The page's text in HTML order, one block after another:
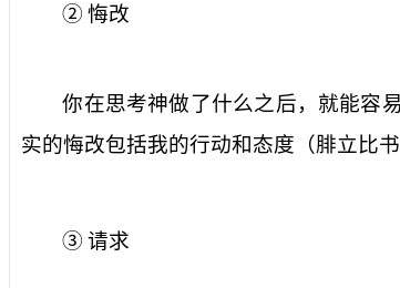
② 悔改
你在思考神做了什么之后，就能容
实的悔改包括我的行动和态度（腓立比书
③ 请求